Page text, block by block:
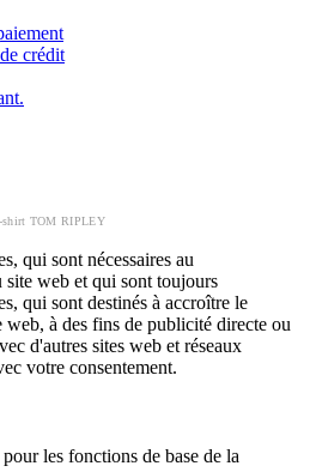
crédit
shirt TOM RIPLEY
qui sont nécessaires au
web et qui sont toujours
qui sont destinés à accroître le
à des fins de publicité directe ou
d'autres sites web et réseaux
votre consentement.
les fonctions de base de la